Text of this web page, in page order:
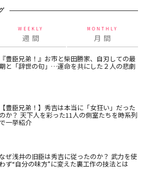
WEEKLY
週 間
MONTHLY
月 間
『豊臣兄弟！』お市と柴田勝家、自刃しての最
と「辞世の句」…運命を共にした２人の悲劇
【豊臣兄弟！】秀吉は本当に「女狂い」だった
のか？ 天下人を彩った11人の側室たちを時系列
で一挙紹介
なぜ浅井の旧臣は秀吉に従ったのか？ 武力を使
ず“自分の味方”に変えた裏工作の技法とは